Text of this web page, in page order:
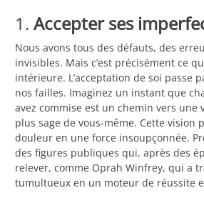
1. Accepter ses
Nous avons tous des défauts, des
invisibles. Mais c’est précisément ce
intérieure. L’acceptation de soi passe
nos failles. Imaginez un instant que
avez commise est un chemin vers une
plus sage de vous-même. Cette vision
douleur en une force insoupçonnée.
des figures publiques qui, après des
relever, comme Oprah Winfrey, qui a
tumultueux en un moteur de réussite